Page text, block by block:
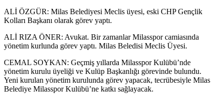
ALİ ÖZGÜR: Milas Belediyesi Meclis üyesi, eski CHP Gençlik
Kolları Başkanı olarak görev yaptı.
ALİ RIZA ÖNER: Avukat. Bir zamanlar Milasspor camiasında
yönetim kurlunda görev yaptı. Milas Beledisi Meclis Üyesi.
CEMAL SOYKAN: Geçmiş yıllarda Milasspor Kulübü’nde
yönetim kurulu üyeliği ve Kulüp Başkanlığı görevinde bulundu.
Yeni kurulan yönetim kurulunda görev yapacak, tecrübesiyle Milas
Belediye Milasspor Kulübü’ne katkı sağlayacak.